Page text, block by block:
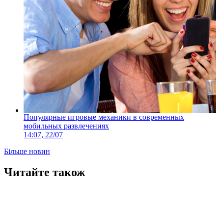
Популярные игровые механики в современных
мобильных развлечениях
14:07, 22/07
Більше новин
Читайте також